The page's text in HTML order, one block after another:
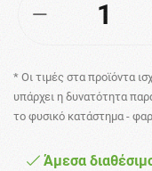
* Οι τιμές στα προϊόντα
υπάρχει η δυνατότητα
το φυσικό κατάστημα -
Άμεσα